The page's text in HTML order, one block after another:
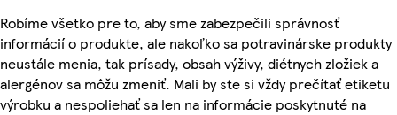
Robíme všetko pre to, aby sme zabezpečili správnosť
informácií o produkte, ale nakoľko sa potravinárske produkty
neustále menia, tak prísady, obsah výživy, diétnych zložiek a
alergénov sa môžu zmeniť. Mali by ste si vždy prečítať etiketu
výrobku a nespoliehať sa len na informácie poskytnuté na